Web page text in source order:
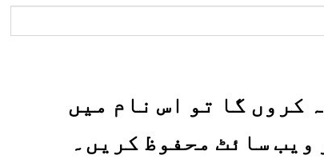
کروں گا تو اس نام میں
ویب سائٹ محفوظ کریں۔